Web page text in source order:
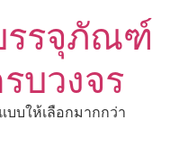
รรจุภัณฑ์
บวงจร
บให้เลือกมากกว่า